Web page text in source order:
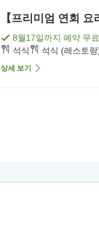
【프리미엄 연회
8월17일까지 예약 무
석식
석식 (레스토랑
상세 보기